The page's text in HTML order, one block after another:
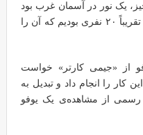
یک نور در آسمان غرب بود
که خیلی هم منحصربفرد و خاص بود. تقریباً ۲۰ نفری بودیم که آن را
یوفو از «جیمی کارتر» خواست
کار را انجام داد و تبدیل به
از مشاهده‌ی یک یوفو